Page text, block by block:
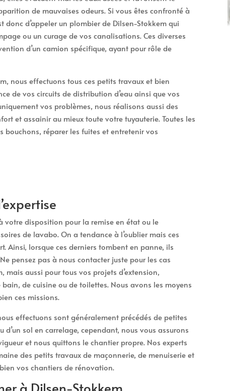
de mauvaises odeurs. Si vous êtes confronté à
donc d’appeler un plombier de Dilsen-Stokkem qui
ou un curage de vos canalisations. Ces diverses
d’un camion spécifique, ayant pour rôle de
nous effectuons tous ces petits travaux et bien
de vos circuits de distribution d’eau ainsi que vos
vos problèmes, nous réalisons aussi des
et assainir au mieux toute votre tuyauterie. Toutes les
bouchons, réparer les fuites et entretenir vos
votre disposition pour la remise en état ou le
de lavabo. On a tendance à l’oublier mais ces
Ainsi, lorsque ces derniers tombent en panne, ils
pensez pas à nous contacter juste pour les cas
mais aussi pour tous vos projets d’extension,
de cuisine ou de toilettes. Nous avons les moyens
ces missions.
effectuons sont généralement précédés de petites
sol en carrelage, cependant, nous vous assurons
et nous quittons le chantier propre. Nos experts
des petits travaux de maçonnerie, de menuiserie et
vos chantiers de rénovation.